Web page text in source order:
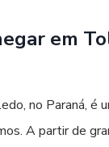
em
no Paraná, é
A partir de